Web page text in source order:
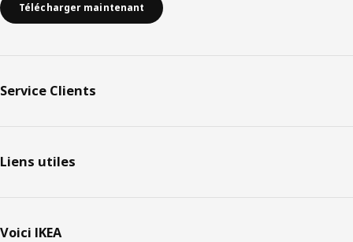
Télécharger maintenant
Service Clients
Liens utiles
Voici IKEA